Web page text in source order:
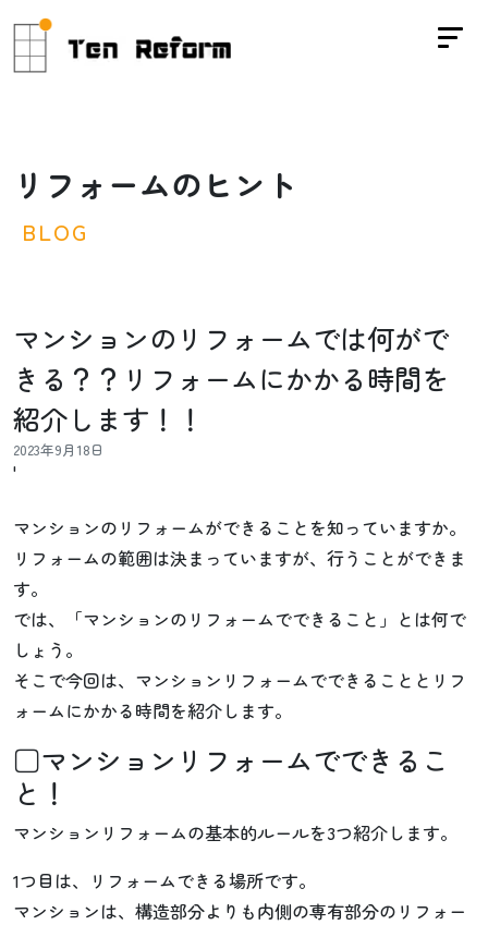
リ フ ォームのヒ ン ト
BLOG
マンションのリフォームでは何がで
きる？？リフォームにかかる時間を
紹介します！！
2023年9月18日
'
マンションのリフォームができることを知っていますか。
リフォームの範囲は決まっていますが、行うことができま
す。
では、「マンションのリフォームでできること」とは何で
しょう。
そこで今回は、マンションリフォームでできることとリフ
ォームにかかる時間を紹介します。
□マンションリフォームでできるこ
と！
マンションリフォームの基本的ルールを3つ紹介します。
1つ目は、リフォームできる場所です。
マンションは、構造部分よりも内側の専有部分のリフォー